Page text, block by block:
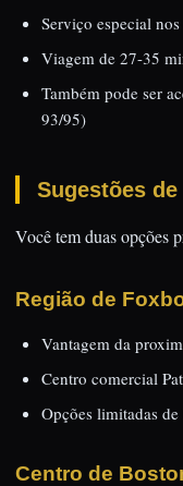
Serviço especial
Viagem de 27-35
Também pode ser
93/95)
Sugestões
Você tem duas opções
Região de
Vantagem da
Centro comercial
Opções limitadas
Centro de